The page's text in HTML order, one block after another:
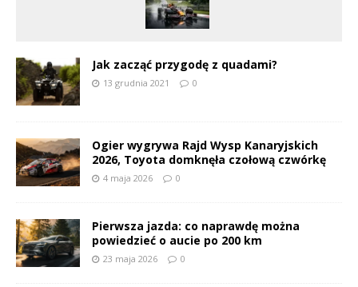
Jak zacząć przygodę z quadami?
13 grudnia 2021 0
Ogier wygrywa Rajd Wysp Kanaryjskich
2026, Toyota domknęła czołową czwórkę
4 maja 2026 0
Pierwsza jazda: co naprawdę można
powiedzieć o aucie po 200 km
23 maja 2026 0